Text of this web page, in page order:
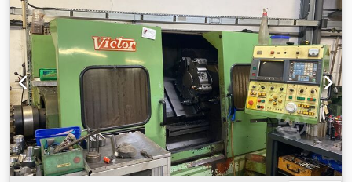
herramientas accionadas por carro. Datos principales:
velocidad de husillo máx. de 4000 rpm; potencia del
contrahusillo de 11 kW; motor del husillo de 26 kW;
conexión de 50 Hz 3 x 400 voltios; peso de la máquina de
aproximadamente 6150 kg; tiempo de funcionamiento
desde la puesta en marcha de 74536 horas, tiempo de
funcionamiento de 24651 horas, tiempo de trabajo de 8588
horas. Accesorios: cargador de barras LNS HYDROBAR
SPRINT. Permite tolerancias ajustadas; ideal para la
industria automotriz, aeronáutica, de dispositivos médicos,
relojera y para la fabricación de máquinas herramienta.